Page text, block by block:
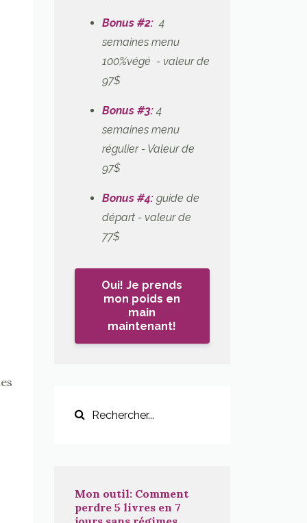
Bonus #2: 4
semaines menu
100%végé - valeur de
97$
Bonus #3: 4
semaines menu
régulier - Valeur de
97$
Bonus #4: guide de
départ - valeur de
77$
Oui! Je prends
mon poids en
main
maintenant!
Mon outil: Comment
perdre 5 livres en 7